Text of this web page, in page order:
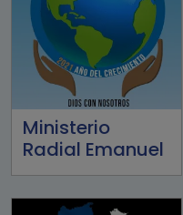
Ministerio
Radial Emanuel